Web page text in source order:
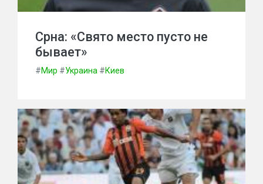
Срна: «Свято место пусто не
бывает»
#Мир #Украина #Киев